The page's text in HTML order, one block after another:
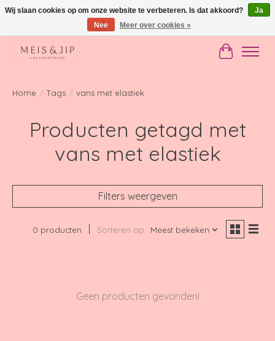
Gratis verzending in NL vanaf €150
Home / Tags / vans met elastiek
Producten getagd met
vans met elastiek
Filters weergeven
0 producten Sorteren op Meest bekeken
Geen producten gevonden!
Wij slaan cookies op om onze website te verbeteren. Is dat akkoord?
Ja
Nee
Meer over cookies »